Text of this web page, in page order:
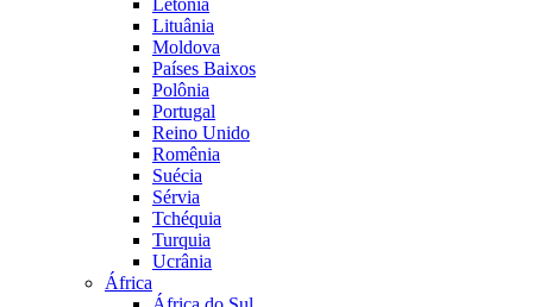
Lituânia
Moldova
Países Baixos
Polônia
Portugal
Reino Unido
Romênia
Suécia
Sérvia
Tchéquia
Turquia
Ucrânia
África